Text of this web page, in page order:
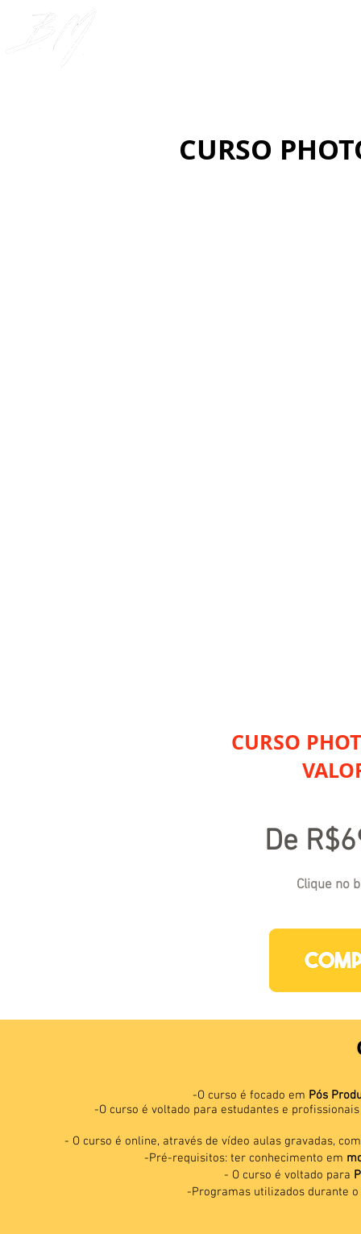
CURSO
CURSO
De
Clique no
-O curso é focado em Pós
-O curso é voltado para estudantes e
- O curso é online, através de vídeo aulas gravadas,
-Pré-requisitos: ter conhecimento em
- O curso é voltado para
-Programas utilizados durante